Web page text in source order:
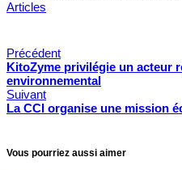
Articles
Précédent
KitoZyme privilégie un acteur
environnemental
Suivant
La CCI organise une mission
Vous pourriez aussi aimer